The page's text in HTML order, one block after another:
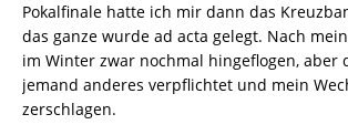
Pokalfinale hatte ich mir dann das
das ganze wurde ad acta gelegt. Nach
im Winter zwar nochmal hingeflogen, aber
jemand anderes verpflichtet und mein
zerschlagen.